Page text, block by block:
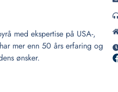
med ekspertise på USA-,
mer enn 50 års erfaring og
ønsker.